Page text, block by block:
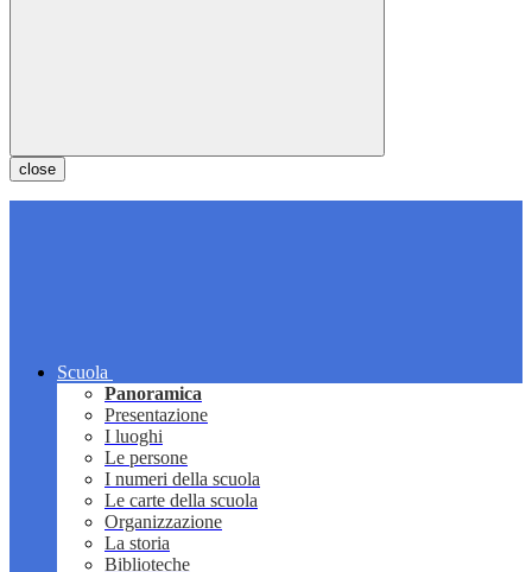
close
Scuola
Panoramica
Presentazione
I luoghi
Le persone
I numeri della scuola
Le carte della scuola
Organizzazione
La storia
Biblioteche